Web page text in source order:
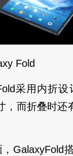
Fold
采用内折
，而折叠时还
GalaxyFold